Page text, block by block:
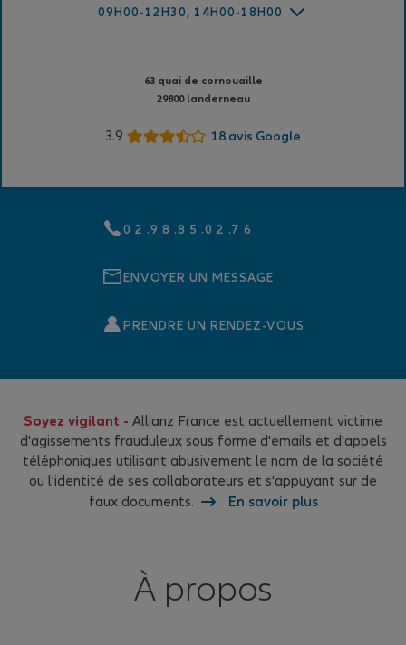
09H00-12H30, 14H00-18H00
63 quai de cornouaille
29800 landerneau
3.9 18 avis Google
0 2 .9 8 .8 5 .0 2 .7 6
ENVOYER UN MESSAGE
PRENDRE UN RENDEZ-VOUS
Soyez vigilant - Allianz France est actuellement victime
d'agissements frauduleux sous forme d'emails et d'appels
téléphoniques utilisant abusivement le nom de la société
ou l'identité de ses collaborateurs et s'appuyant sur de
faux documents.
En savoir plus
À propos